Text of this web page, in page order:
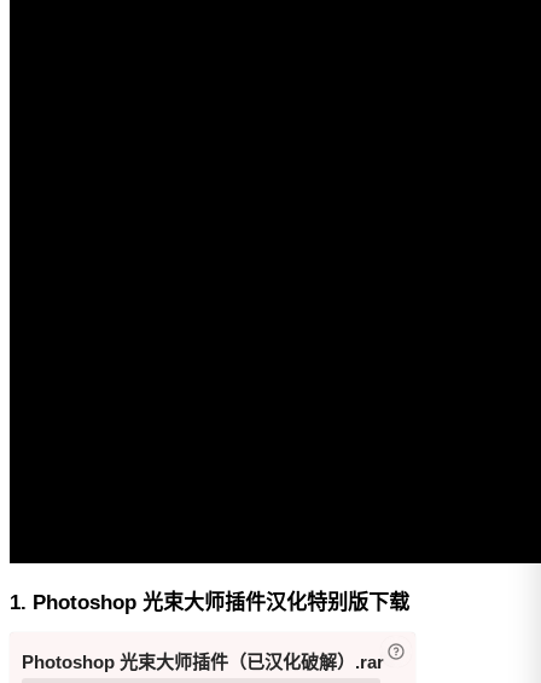
1. Photoshop 光束大师插件汉化特别版下载
Photoshop 光束大师插件（已汉化破解）.rar